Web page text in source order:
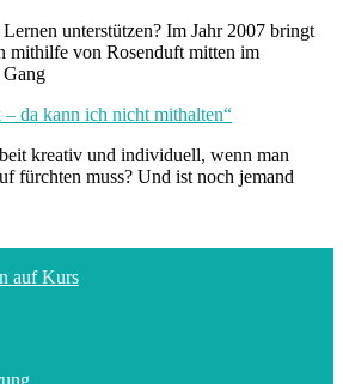
unterstützen? Im Jahr 2007 bringt
mithilfe von Rosenduft mitten im
da kann ich nicht mithalten“
kreativ und individuell, wenn man
fürchten muss? Und ist noch jemand
auf Kurs